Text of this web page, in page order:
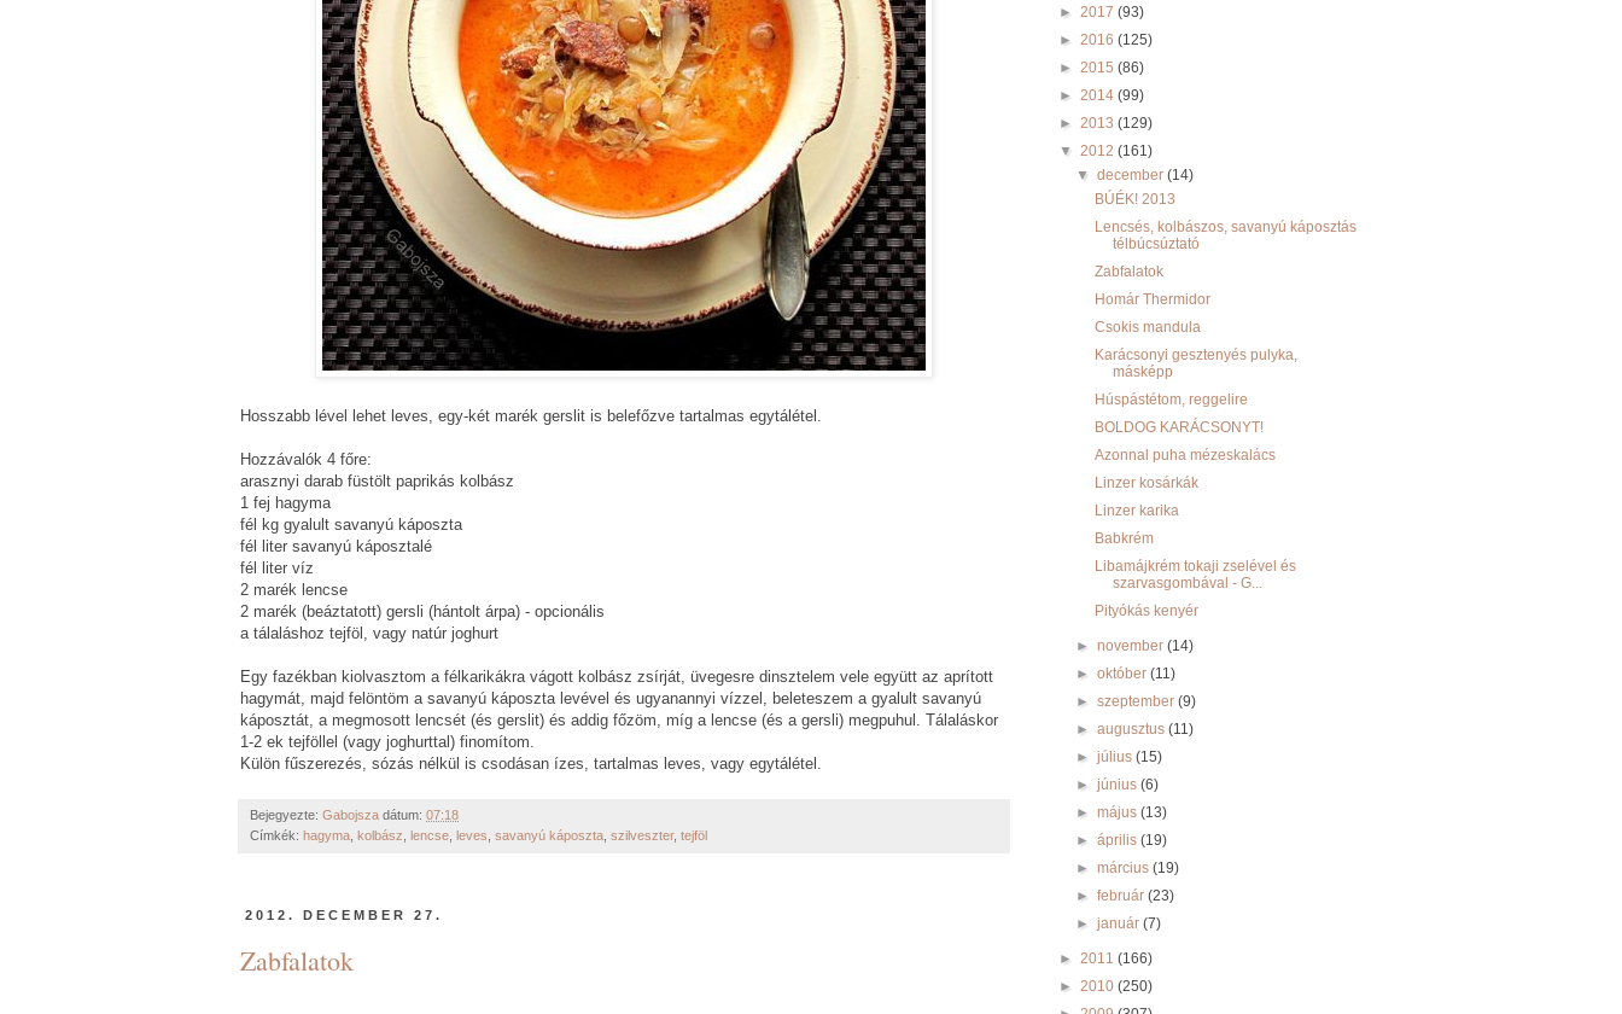
Hosszabb lével lehet leves, egy-két marék gerslit is belefőzve tartalmas egytálétel.
Hozzávalók 4 főre:
arasznyi darab füstölt paprikás kolbász
1 fej hagyma
fél kg gyalult savanyú káposzta
fél liter savanyú káposztalé
fél liter víz
2 marék lencse
2 marék (beáztatott) gersli (hántolt árpa) - opcionális
a tálaláshoz tejföl, vagy natúr joghurt
Egy fazékban kiolvasztom a félkarikákra vágott kolbász zsírját, üvegesre dinsztelem vele együtt az aprított
hagymát, majd felöntöm a savanyú káposzta levével és ugyanannyi vízzel, beleteszem a gyalult savanyú
káposztát, a megmosott lencsét (és gerslit) és addig főzöm, míg a lencse (és a gersli) megpuhul. Tálaláskor
1-2 ek tejföllel (vagy joghurttal) finomítom.
Külön fűszerezés, sózás nélkül is csodásan ízes, tartalmas leves, vagy egytálétel.
Bejegyezte: Gabojsza dátum: 07:18
Címkék: hagyma kolbász lencse leves savanyú káposzta szilveszter, tejföl
2012. DECEMBER 27.
Zabfalatok
► 2017 (93)
► 2016 (125)
► 2015 (86)
► 2014 (99)
► 2013 (129)
▼ 2012 (161)
▼december(14)
BÚÉK! 2013
Lencsés, kolbászos, savanyú káposztás
télbúcsúztató
Zabfalatok
Homár Thermidor
Csokis mandula
Karácsonyi gesztenyés pulyka,
másképp
Húspástétom, reggelire
BOLDOG KARÁCSONYT!
Azonnal puha mézeskalács
Linzer kosárkák
Linzer karika
Babkrém
Libamájkrém tokaji zselével és
szarvasgombával - G...
Pityókás kenyér
►november(14)
►október(11)
►szeptember(9)
►augusztus(11)
►július(15)
►június(6)
►május(13)
►április(19)
►március(19)
►február(23)
►január(7)
► 2011 (166)
► 2010 (250)